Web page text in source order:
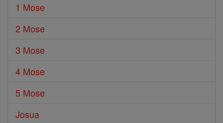
1 Mose
2 Mose
3 Mose
4 Mose
5 Mose
Josua